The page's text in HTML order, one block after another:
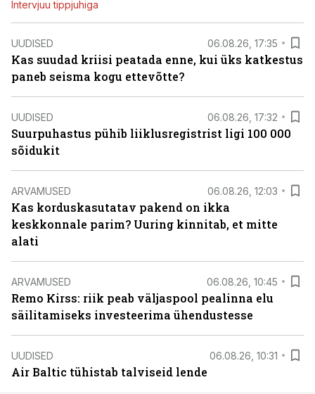
Intervjuu tippjuhiga
UUDISED 06.08.26, 17:35
Kas suudad kriisi peatada enne, kui üks katkestus
paneb seisma kogu ettevõtte?
UUDISED 06.08.26, 17:32
Suurpuhastus pühib liiklusregistrist ligi 100 000
sõidukit
ARVAMUSED 06.08.26, 12:03
Kas korduskasutatav pakend on ikka
keskkonnale parim? Uuring kinnitab, et mitte
alati
ARVAMUSED 06.08.26, 10:45
Remo Kirss: riik peab väljaspool pealinna elu
säilitamiseks investeerima ühendustesse
UUDISED 06.08.26, 10:31
Air Baltic tühistab talviseid lende